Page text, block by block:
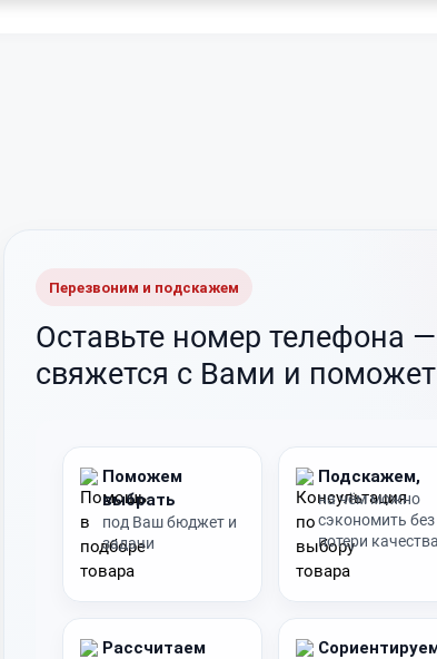
Перезвоним и подскажем
Оставьте номер телефона —
свяжется с Вами и
Поможем
выбрать
под Ваш бюджет и
задачи
Подскажем,
на чём можно
сэкономить без
потери качества
Рассчитаем